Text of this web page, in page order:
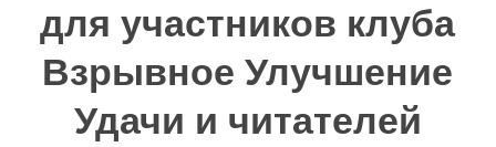
для участников клуба
Взрывное Улучшение
Удачи и читателей